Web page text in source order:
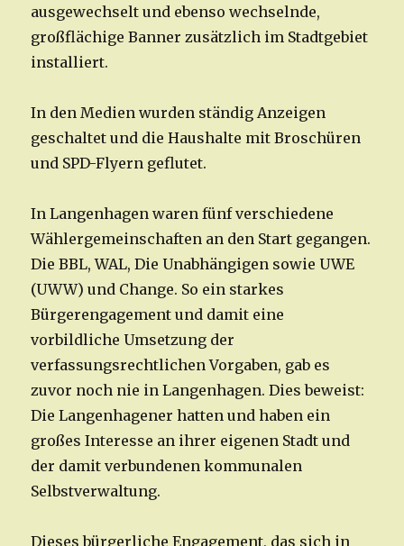
ausgewechselt und ebenso wechselnde,
großflächige Banner zusätzlich im Stadtgebiet
installiert.
In den Medien wurden ständig Anzeigen
geschaltet und die Haushalte mit Broschüren
und SPD-Flyern geflutet.
In Langenhagen waren fünf verschiedene
Wählergemeinschaften an den Start gegangen.
Die BBL, WAL, Die Unabhängigen sowie UWE
(UWW) und Change. So ein starkes
Bürgerengagement und damit eine
vorbildliche Umsetzung der
verfassungsrechtlichen Vorgaben, gab es
zuvor noch nie in Langenhagen. Dies beweist:
Die Langenhagener hatten und haben ein
großes Interesse an ihrer eigenen Stadt und
der damit verbundenen kommunalen
Selbstverwaltung.
Dieses bürgerliche Engagement, das sich in